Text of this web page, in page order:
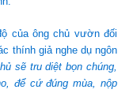
của ông chủ vườn đối
thính giả nghe dụ ngôn
sẽ tru diệt bọn chúng,
để cứ đúng mùa, nộp